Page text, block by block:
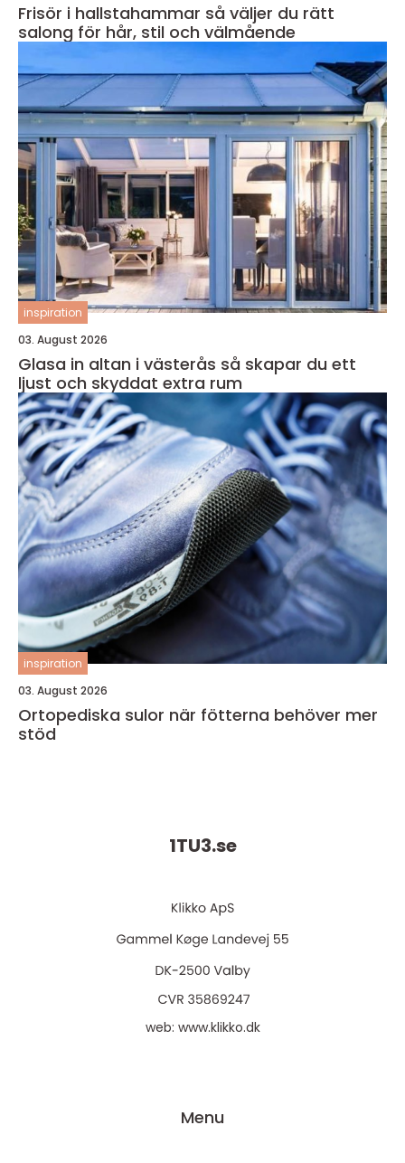
Frisör i hallstahammar så väljer du rätt
salong för hår, stil och välmående
inspiration
03. August 2026
Glasa in altan i västerås så skapar du ett
ljust och skyddat extra rum
inspiration
03. August 2026
Ortopediska sulor när fötterna behöver mer
stöd
1TU3.se
web: www.klikko.dk
Menu